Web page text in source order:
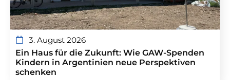
3. August 2026
Ein Haus für die Zukunft: Wie GAW-Spenden
Kindern in Argentinien neue Perspektiven
schenken